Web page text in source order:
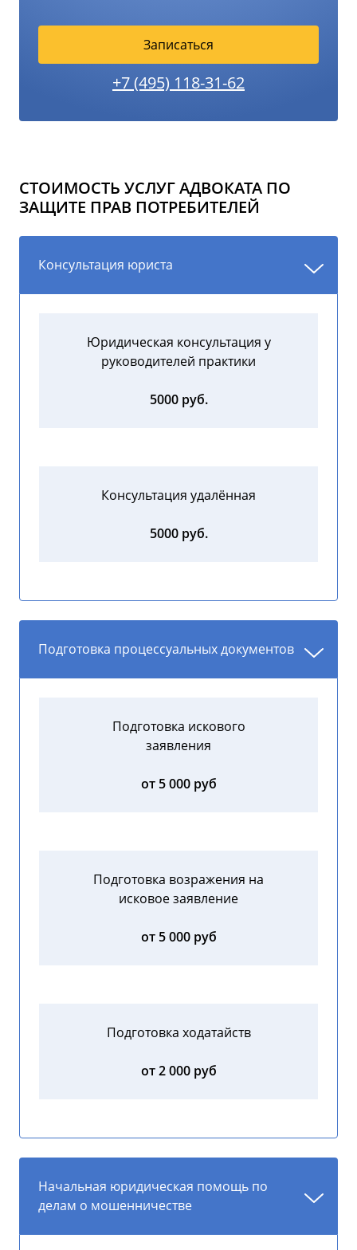
Записаться
+7 (495) 118-31-62
СТОИМОСТЬ УСЛУГ АДВОКАТА ПО
ЗАЩИТЕ ПРАВ ПОТРЕБИТЕЛЕЙ
Консультация юриста
Юридическая консультация у
руководителей практики
5000 руб.
Консультация удалённая
5000 руб.
Подготовка процессуальных документов
Подготовка искового
заявления
от 5 000 руб
Подготовка возражения на
исковое заявление
от 5 000 руб
Подготовка ходатайств
от 2 000 руб
Начальная юридическая помощь по
делам о мошенничестве